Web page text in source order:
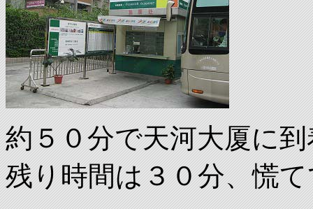
約５０分で天河大厦に
残り時間は３０分、慌